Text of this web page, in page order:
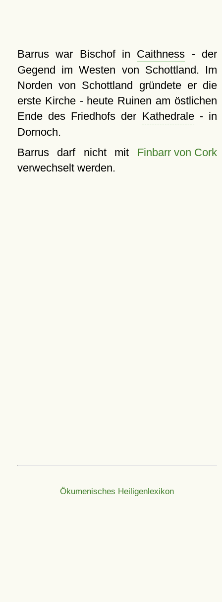
Barrus war Bischof in Caithness - der
Gegend im Westen von Schottland. Im
Norden von Schottland gründete er die
erste Kirche - heute Ruinen am östlichen
Ende des Friedhofs der Kathedrale- in
Dornoch.
Barrus darf nicht mit Finbarr von Cork
verwechselt werden.
Ökumenisches Heiligenlexikon